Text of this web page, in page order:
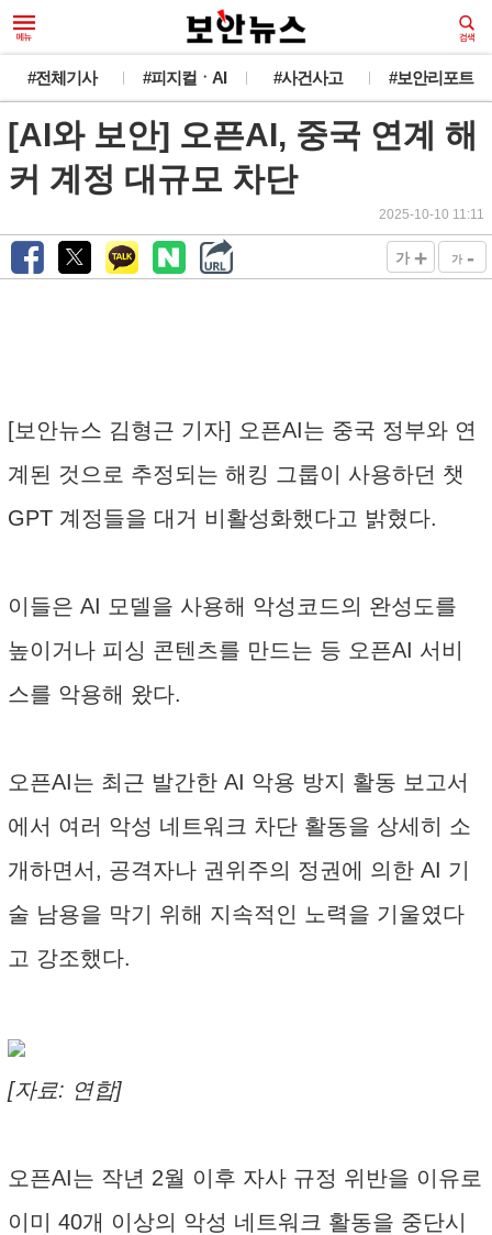
#전체기사 #피지컬ㆍAI #사건사고 #보안리포트
[AI와 보안] 오픈AI, 중국 연계 해
커 계정 대규모 차단
2025-10-10 11:11
가 + 가 -
[보안뉴스 김형근 기자] 오픈AI는 중국 정부와 연
계된 것으로 추정되는 해킹 그룹이 사용하던 챗
GPT 계정들을 대거 비활성화했다고 밝혔다.
이들은 AI 모델을 사용해 악성코드의 완성도를
높이거나 피싱 콘텐츠를 만드는 등 오픈AI 서비
스를 악용해 왔다.
오픈AI는 최근 발간한 AI 악용 방지 활동 보고서
에서 여러 악성 네트워크 차단 활동을 상세히 소
개하면서, 공격자나 권위주의 정권에 의한 AI 기
술 남용을 막기 위해 지속적인 노력을 기울였다
고 강조했다.
[자료: 연합]
오픈AI는 작년 2월 이후 자사 규정 위반을 이유로
이미 40개 이상의 악성 네트워크 활동을 중단시